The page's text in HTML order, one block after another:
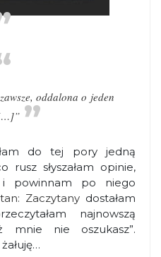
oddalona o jeden
do tej pory jedną
słyszałam opinie,
powinnam po niego
Zaczytanydostałam
najnowszą
mnie nie oszukasz”.